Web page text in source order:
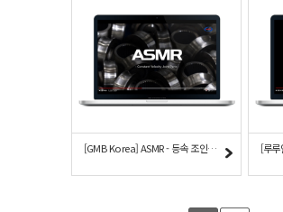
[GMB Korea] ASMR - 등속 조인트 부품